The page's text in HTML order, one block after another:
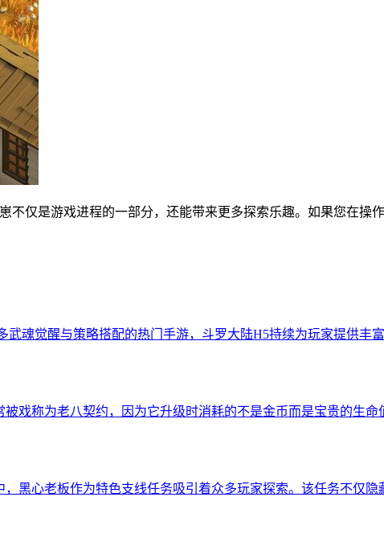
仅是游戏进程的一部分，还能带来更多探索乐趣。如果您在操
魂觉醒与策略搭配的热门手游，斗罗大陆H5持续为玩家提供丰
戏称为老八契约，因为它升级时消耗的不是金币而是宝贵的生
黑心老板作为特色支线任务吸引着众多玩家探索。该任务不仅